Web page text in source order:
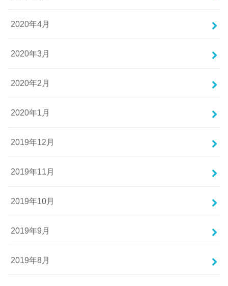
2020年4月
2020年3月
2020年2月
2020年1月
2019年12月
2019年11月
2019年10月
2019年9月
2019年8月